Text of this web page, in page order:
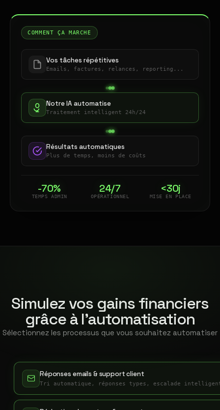
COMMENT ÇA MARCHE
Vos tâches répétitives
Emails, factures, relances, reporting...
Notre IA automatise
Traitement intelligent 24h/24
Résultats automatiques
Plus de temps, moins de coûts
-70%
TEMPS ADMIN
24/7
OPÉRATIONNEL
<30j
MISE EN PLACE
Simulez vos gains financiers
grâce à l'automatisation
Sélectionnez les processus que vous souhaitez automatiser
Réponses emails & support client
Tri automatique, réponses types, escalade